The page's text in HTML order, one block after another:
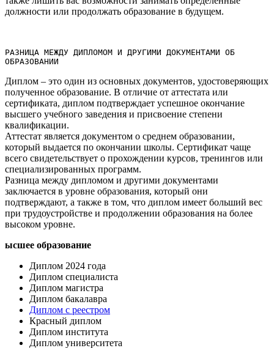
должности или продолжать образование в будущем.​
РАЗНИЦА МЕЖДУ ДИПЛОМОМ И ДРУГИМИ ДОКУМЕНТАМИ ОБ
ОБРАЗОВАНИИ
Диплом – это один из основных документов, удостоверяющих
полученное образование.​ В отличие от аттестата или
сертификата, диплом подтверждает успешное окончание
высшего учебного заведения и присвоение степени
квалификации.​
Аттестат является документом о среднем образовании,
который выдается по окончании школы.​ Сертификат чаще
всего свидетельствует о прохождении курсов, тренингов или
специализированных программ.​
Разница между дипломом и другими документами
заключается в уровне образования, который они
подтверждают, а также в том, что диплом имеет больший вес
при трудоустройстве и продолжении образования на более
высоком уровне.​
ысшее образование
Диплом 2024 года
Диплом специалиста
Диплом магистра
Диплом бакалавра
Диплом с реестром
Красный диплом
Диплом института
Диплом университета